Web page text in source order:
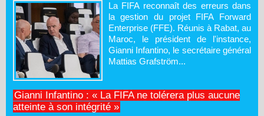
La FIFA reconnaît des erreurs dans
la gestion du projet FIFA Forward
Enterprise (FFE). Réunis à Rabat, au
Maroc, le président de l'instance,
Gianni Infantino, le secrétaire général
Mattias Grafström...
Gianni Infantino : « La FIFA ne tolérera plus aucune
atteinte à son intégrité »